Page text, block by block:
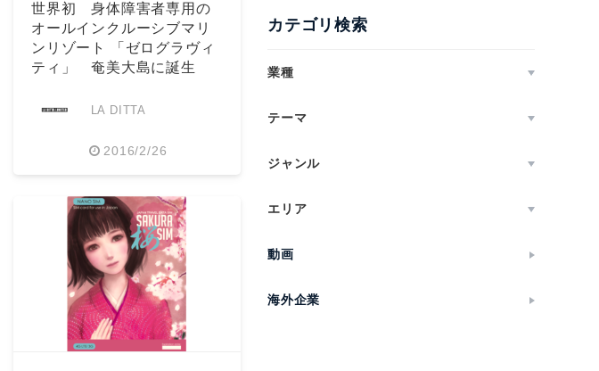
世界初 身体障害者専用の
オールインクルーシブマリ
ンリゾート 「ゼログラヴィ
ティ」 奄美大島に誕生
LA DITTA
2016/2/26
カテゴリ検索
業種
テーマ
ジャンル
エリア
動画
海外企業